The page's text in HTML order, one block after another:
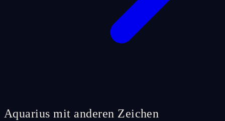
Aquarius mit anderen Zeichen